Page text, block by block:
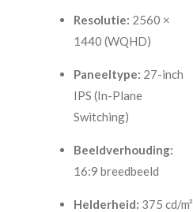
Resolutie: 2560 ×
1440 (WQHD)
Paneeltype: 27-inch
IPS (In-Plane
Switching)
Beeldverhouding:
16:9 breedbeeld
Helderheid: 375 cd/m²